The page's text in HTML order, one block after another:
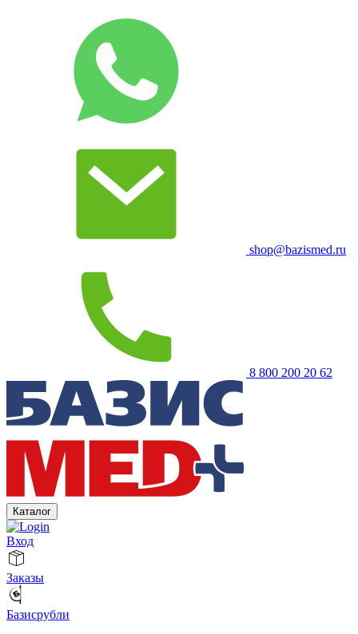
shop@bazismed.ru
8 800 200 20 62
Каталог
Вход
Заказы
Базисрубли